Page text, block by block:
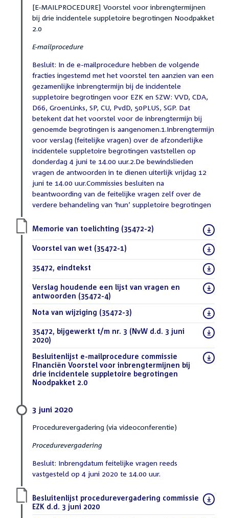
[E-MAILPROCEDURE] Voorstel voor inbrengtermijnen
bij drie incidentele suppletoire begrotingen Noodpakket
2.0
E-mailprocedure
Besluit: In de e-mailprocedure hebben de volgende
fracties ingestemd met het voorstel ten aanzien van een
gezamenlijke inbrengtermijn bij de incidentele
suppletoire begrotingen voor EZK en SZW: VVD, CDA,
D66, GroenLinks, SP, CU, PvdD, 50PLUS, SGP. Dat
betekent dat het voorstel voor de inbrengtermijn bij
genoemde begrotingen is aangenomen.1.Inbrengtermijn
voor verslag (feitelijke vragen) over de afzonderlijke
incidentele suppletoire begrotingen vaststellen op
donderdag 4 juni te 14.00 uur.2.De bewindslieden
vragen de antwoorden in te dienen uiterlijk vrijdag 12
juni te 14.00 uur.Commissies besluiten na
beantwoording van de feitelijke vragen zelf over de
verdere behandeling van ‘hun’ suppletoire begrotingen
Download
bestand:
Memorie van toelichting (35472-2)
Download
Voorstel van wet (35472-1)
Download
35472, eindtekst
Download
bestand:
Verslag houdende een lijst van vragen en
antwoorden (35472-4)
Download
bestand:
Nota van wijziging (35472-3)
Download
bestand:
35472, bijgewerkt t/m nr. 3 (NvW d.d. 3 juni
2020)
Download
bestand:
Besluitenlijst e-mailprocedure commissie
FInanciën Voorstel voor inbrengtermijnen bij
drie incidentele suppletoire begrotingen
Noodpakket 2.0
3 juni 2020
Procedurevergadering (via videoconferentie)
Procedurevergadering
Besluit: Inbrengdatum feitelijke vragen reeds
vastgesteld op 4 juni 2020 te 14.00 uur.
Download
bestand:
Besluitenlijst procedurevergadering commissie
EZK d.d. 3 juni 2020